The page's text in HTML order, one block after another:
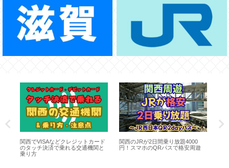
関西でVISAなどクレジットカード
のタッチ決済で乗れる交通機関と
乗り方
関西のJRが2日間乗り放題4000
円！スマホのQRパスで格安周遊